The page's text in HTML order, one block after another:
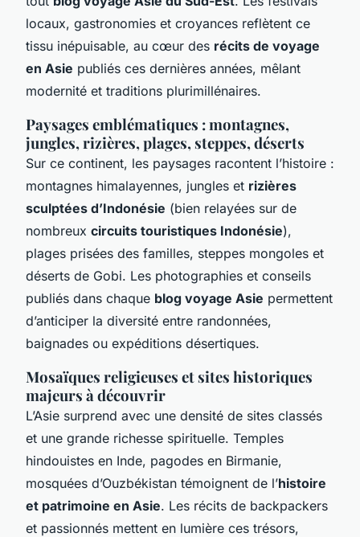
locaux, gastronomies et croyances reflètent ce
tissu inépuisable, au cœur des récits de voyage
en Asie publiés ces dernières années, mêlant
modernité et traditions plurimillénaires.
Paysages emblématiques : montagnes,
jungles, rizières, plages, steppes, déserts
Sur ce continent, les paysages racontent l’histoire :
montagnes himalayennes, jungles et rizières
sculptées d’Indonésie (bien relayées sur de
nombreux circuits touristiques Indonésie),
plages prisées des familles, steppes mongoles et
déserts de Gobi. Les photographies et conseils
publiés dans chaque blog voyage Asie permettent
d’anticiper la diversité entre randonnées,
baignades ou expéditions désertiques.
Mosaïques religieuses et sites historiques
majeurs à découvrir
L’Asie surprend avec une densité de sites classés
et une grande richesse spirituelle. Temples
hindouistes en Inde, pagodes en Birmanie,
mosquées d’Ouzbékistan témoignent de l’histoire
et patrimoine en Asie. Les récits de backpackers
et passionnés mettent en lumière ces trésors,